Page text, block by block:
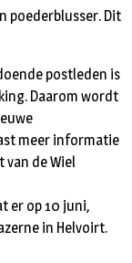
poederblusser. Dit
postleden is
Daarom wordt
meer informatie
de Wiel
er op 10 juni,
in Helvoirt.